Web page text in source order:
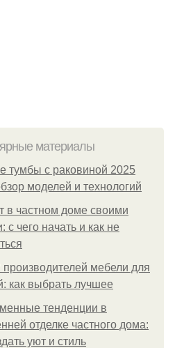
материалы
тумбы с раковиной 2025
моделей и технологий
в частном доме своими
с чего начать и как не
производителей мебели для
как выбрать лучшее
тенденции в
отделке частного дома:
уют и стиль